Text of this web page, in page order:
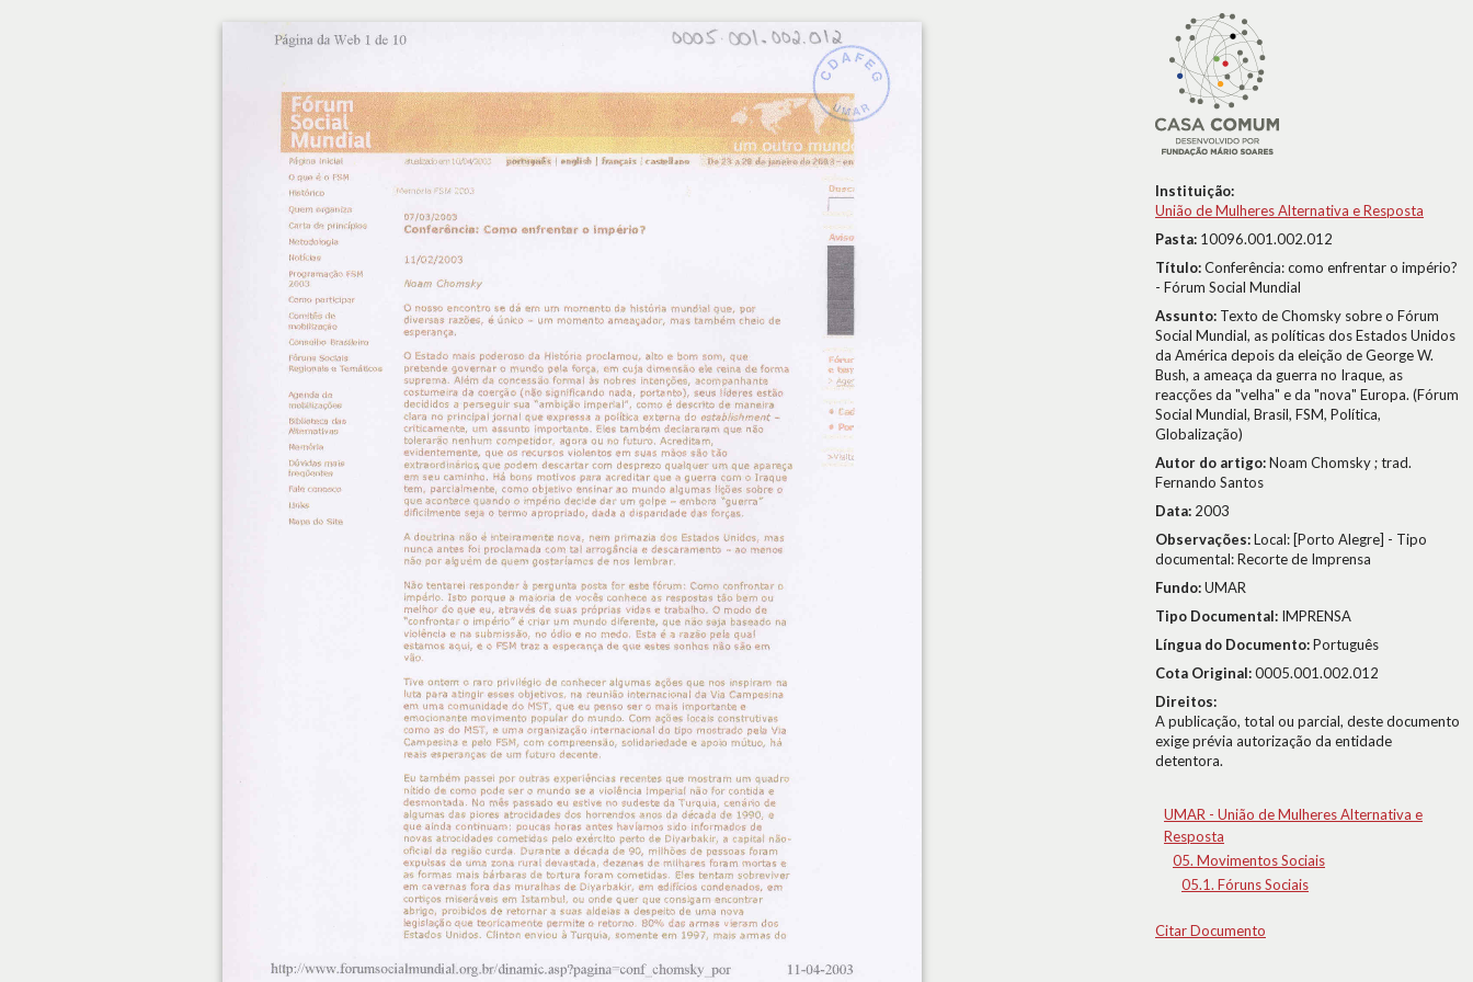
Instituição:
União de Mulheres Alternativa e Resposta
Pasta: 10096.001.002.012
Título:Conferência: como enfrentar o império?
- Fórum Social Mundial
Assunto: Texto de Chomsky sobre o Fórum
Social Mundial, as políticas dos Estados Unidos
da América depois da eleição de George W.
Bush, a ameaça da guerra no Iraque, as
reacções da "velha" e da "nova" Europa. (Fórum
Social Mundial, Brasil, FSM, Política,
Globalização)
Autor do artigo:Noam Chomsky ; trad.
Fernando Santos
Data: 2003
Observações:Local: [Porto Alegre] - Tipo
documental: Recorte de Imprensa
Fundo:UMAR
Tipo Documental: IMPRENSA
Língua do Documento:Português
Cota Original:0005.001.002.012
Direitos:
A publicação, total ou parcial, deste documento
exige prévia autorização da entidade
detentora.
UMAR - União de Mulheres Alternativa e
Resposta
05. Movimentos Sociais
05.1. Fóruns Sociais
Citar Documento